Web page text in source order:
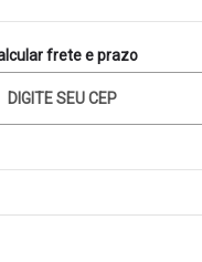
frete e prazo